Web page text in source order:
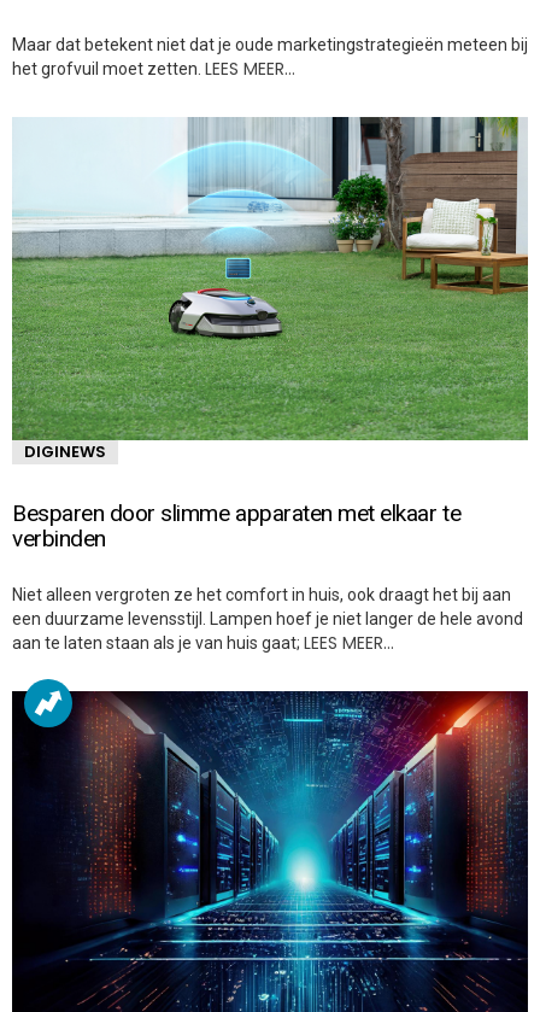
Maar dat betekent niet dat je oude marketingstrategieën meteen bij
het grofvuil moet zetten. LEES MEER…
DIGINEWS
Besparen door slimme apparaten met elkaar te
verbinden
Niet alleen vergroten ze het comfort in huis, ook draagt het bij aan
een duurzame levensstijl. Lampen hoef je niet langer de hele avond
aan te laten staan als je van huis gaat; LEES MEER…